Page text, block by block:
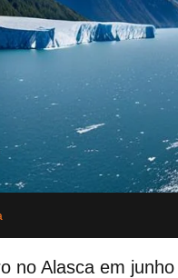
no Alasca em junho